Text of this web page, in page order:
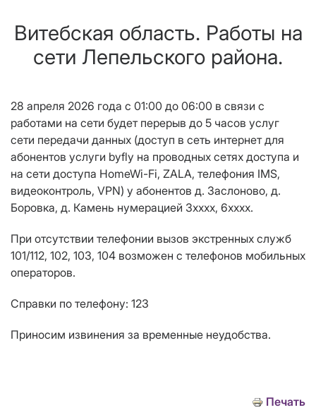
Витебская область. Работы на
сети Лепельского района.
28 апреля 2026 года c 01:00 до 06:00 в связи с
работами на сети будет перерыв до 5 часов услуг
сети передачи данных (доступ в сеть интернет для
абонентов услуги byfly на проводных сетях доступа и
на сети доступа HomeWi-Fi, ZALA, телефония IMS,
видеоконтроль, VPN) у абонентов д. Заслоново, д.
Боровка, д. Камень нумерацией 3хххх, 6хххх.
При отсутствии телефонии вызов экстренных служб
101/112, 102, 103, 104 возможен с телефонов мобильных
операторов.
Справки по телефону: 123
Приносим извинения за временные неудобства.
Печать